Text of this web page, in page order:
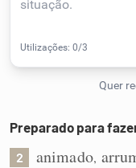
Humanizador de IA
Preparado para
2 animado,